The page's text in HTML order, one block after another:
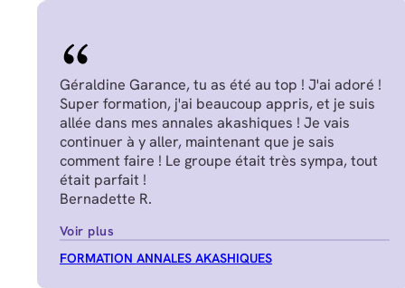
Géraldine Garance, tu as été au top ! J'ai adoré !
Super formation, j'ai beaucoup appris, et je suis
allée dans mes annales akashiques ! Je vais
continuer à y aller, maintenant que je sais
comment faire ! Le groupe était très sympa, tout
était parfait !
Bernadette R.
Voir plus
FORMATION ANNALES AKASHIQUES